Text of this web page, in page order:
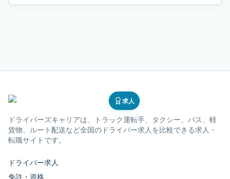
求人
ドライバーズキャリアは、トラック運転手、タクシー、バス、軽
貨物、ルート配送など全国のドライバー求人を比較できる求人・
転職サイトです。
ドライバー求人
免許・資格